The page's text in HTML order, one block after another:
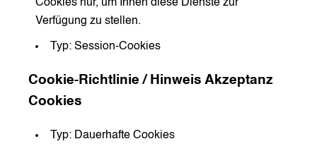
Cookies nur, um Ihnen diese Dienste zur
Verfügung zu stellen.
Typ: Session-Cookies
Cookie-Richtlinie / Hinweis Akzeptanz
Cookies
Typ: Dauerhafte Cookies